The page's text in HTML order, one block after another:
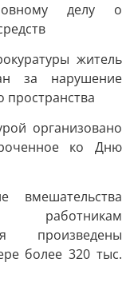
делу о
житель
за нарушение
пространства
организовано
ко Дню
вмешательства
работникам
произведены
более 320 тыс.